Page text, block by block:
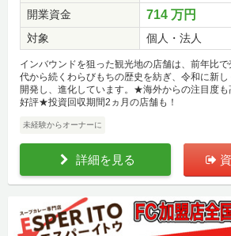
開業資金
714 万円
対象 個人・法人
インバウンドを狙った観光地の店舗は、前年比
代から続くわらびもちの歴史を紡ぎ、令和に新
開発し、進化しています。★海外からの注目度
好評★投資回収期間2ヵ月の店舗も！
未経験からオーナーに
詳細を見る